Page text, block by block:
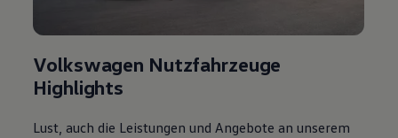
Volkswagen Nutzfahrzeuge
Highlights
Lust, auch die Leistungen und Angebote an unserem